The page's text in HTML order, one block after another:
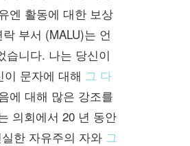
엔 활동에 대한 보상
부서 (MALU)는 언
습니다. 나는 당신이
문자에 대해 그 다
에 대해 많은 강조를
의회에서 20 년 동안
한 자유주의 자와 그